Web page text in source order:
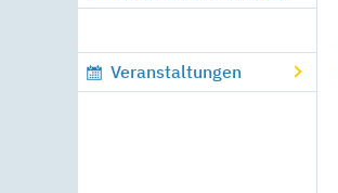
Veranstaltungen